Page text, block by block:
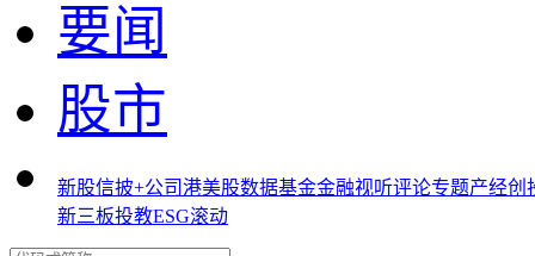
要闻
股市
新股信披+公司港美股数据基金金融视听评论专题产经创
新三板投教ESG滚动